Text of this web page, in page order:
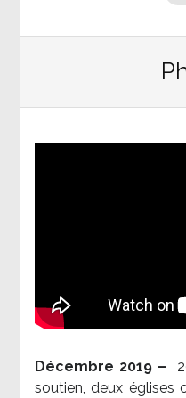
Décembre 2019 –
soutien, deux églises